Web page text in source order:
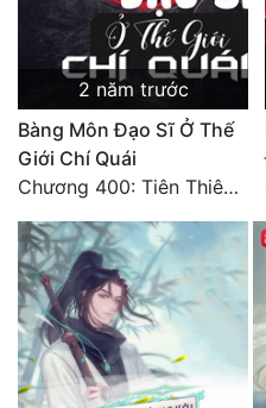
2 năm trước
Bàng Môn Đạo Sĩ Ở Thế
Giới Chí Quái
Chương 400: Tiên Thiên Nhất khí, Thải Dược Quy Đỉnh(2)